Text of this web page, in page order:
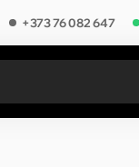
+373 76 082 647